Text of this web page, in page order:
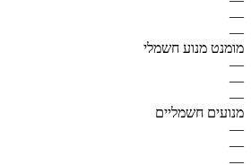
—
—
מומנט מנוע חשמלי
—
—
—
מנועים חשמליים
—
—
—